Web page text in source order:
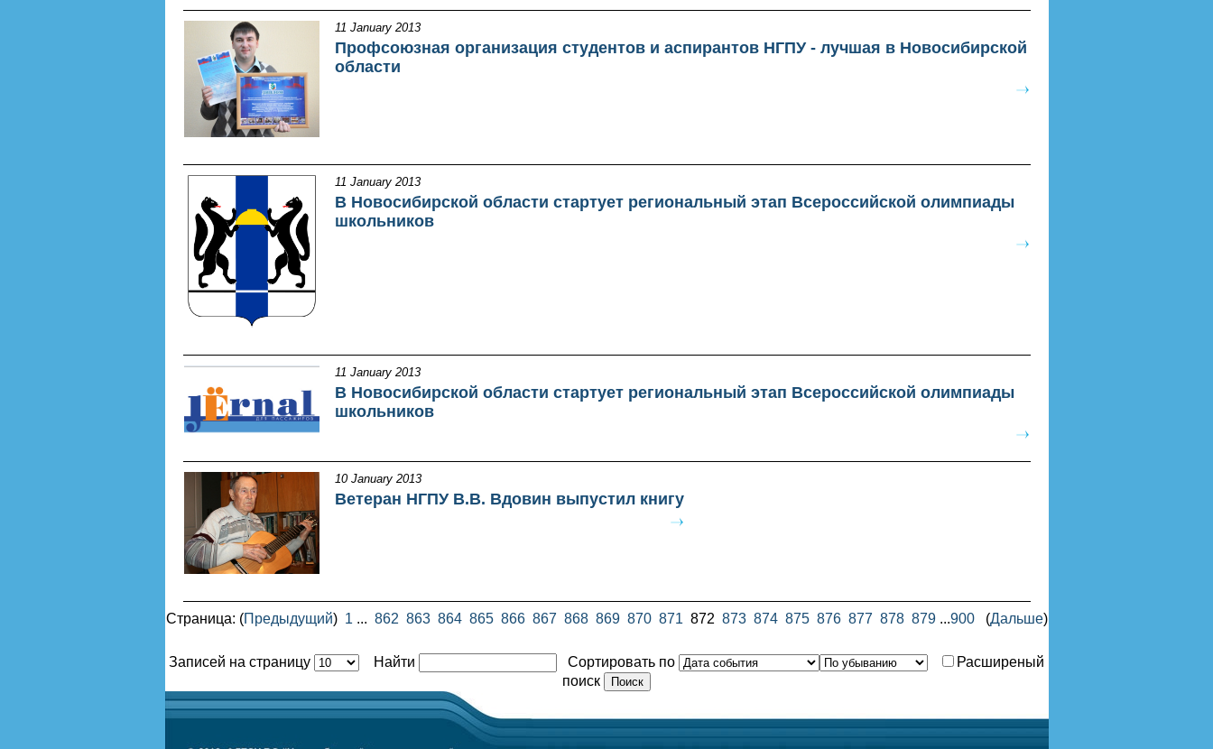
11 January 2013
Профсоюзная организация студентов и аспирантов НГПУ - лучшая в Новосибирской
области
11 January 2013
В Новосибирской области стартует региональный этап Всероссийской олимпиады
школьников
11 January 2013
В Новосибирской области стартует региональный этап Всероссийской олимпиады
школьников
10 January 2013
Ветеран НГПУ В.В. Вдовин выпустил книгу
Страница: (Предыдущий) 1... 862 863 864 865 866 867 868 869 870 871872 873 874 875 876 877 878 879...900(Дальше)
Записей на страницу Найти Сортировать по
Расширеный
поиск